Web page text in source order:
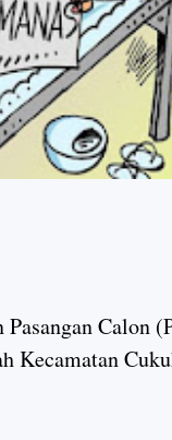
Calon
Kecamatan